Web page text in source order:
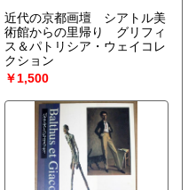
近代の京都画壇 シアトル美
術館からの里帰り グリフィ
ス＆パトリシア・ウェイコレ
クション
￥1,500